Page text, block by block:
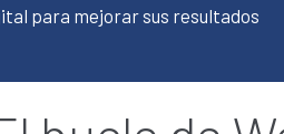
para mejorar sus resultados